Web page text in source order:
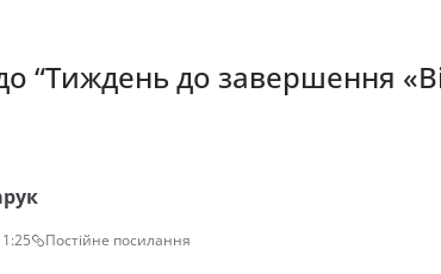
“Тиждень до завершення
Постійне посилання